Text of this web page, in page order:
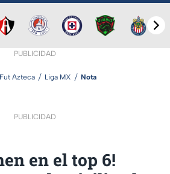
PUBLICIDAD
Fut Azteca Liga MX Nota
PUBLICIDAD
en el top 6!